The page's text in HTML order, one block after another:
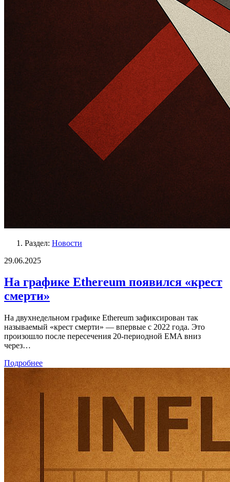
Раздел: Новости
29.06.2025
На графике Ethereum появился «крест
смерти»
На двухнедельном графике Ethereum зафиксирован так
называемый «крест смерти» — впервые с 2022 года. Это
произошло после пересечения 20-периодной EMA вниз
через…
Подробнее